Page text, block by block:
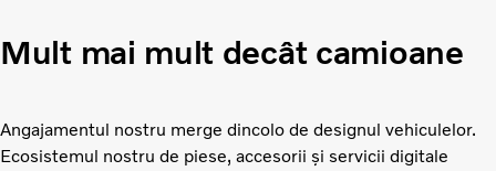
Mult mai mult decât camioane
Angajamentul nostru merge dincolo de designul vehiculelor.
Ecosistemul nostru de piese, accesorii și servicii digitale